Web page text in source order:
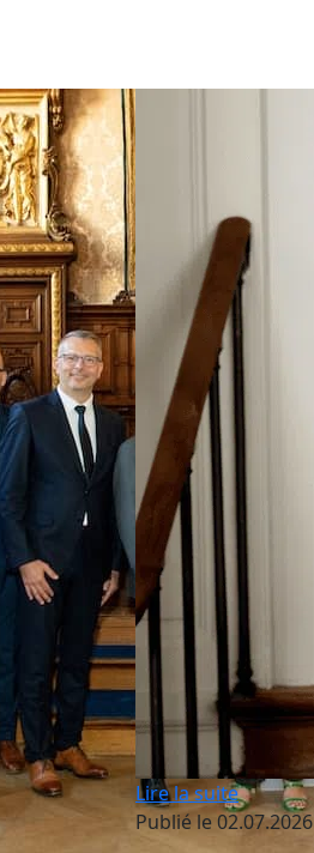
Lire la suite
Publié le 02.07.2026